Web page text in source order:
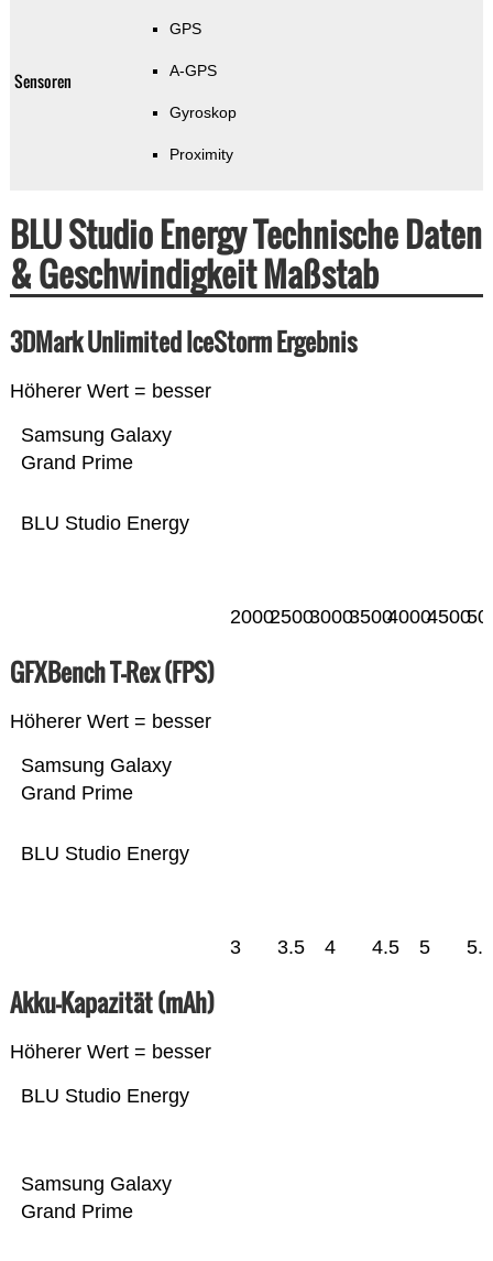
Sensoren
GPS
A-GPS
Gyroskop
Proximity
BLU Studio Energy Technische Daten
& Geschwindigkeit Maßstab
3DMark Unlimited IceStorm Ergebnis
Höherer Wert = besser
BLU Studio Energy
Samsung Galaxy
Grand Prime
200025003000350040004500
GFXBench T-Rex (FPS)
Höherer Wert = besser
BLU Studio Energy
Samsung Galaxy
Grand Prime
3 3.5 4 4.5 5 5.5
Akku-Kapazität (mAh)
Höherer Wert = besser
Samsung Galaxy
Grand Prime
BLU Studio Energy